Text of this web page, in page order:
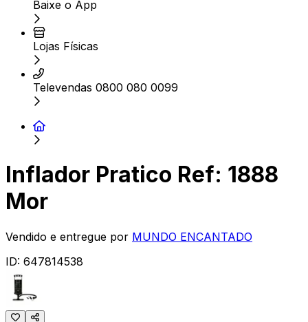
Baixe o App
Lojas Físicas
Televendas 0800 080 0099
Inflador Pratico Ref: 1888
Mor
Vendido e entregue por MUNDO ENCANTADO
ID: 647814538